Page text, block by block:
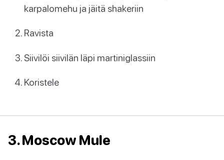
karpalomehu ja jäitä shakeriin
Ravista
Siivilöi siivilän läpi martiniglassiin
Koristele
3. Moscow Mule